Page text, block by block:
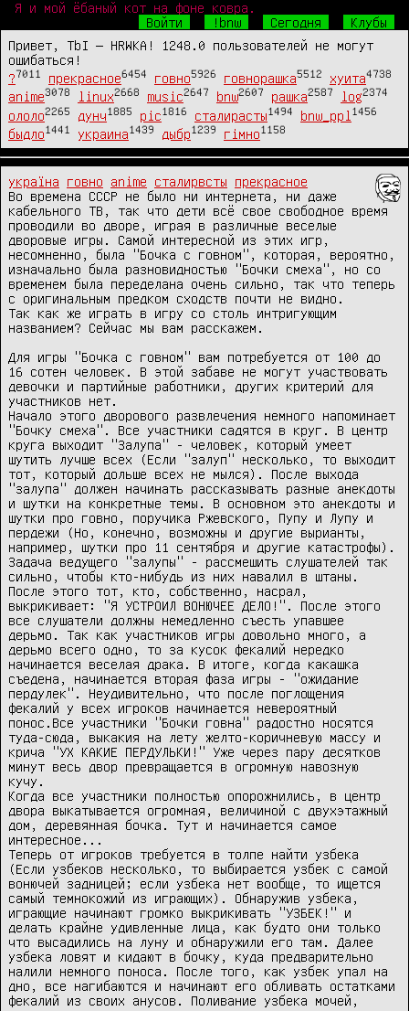
Я и мой ёбаный кот на фоне ковра.
Войти
!bnw Сегодня
Клубы
Привет, TbI — HRWKA! 1248.0 пользователей не могут
ошибаться!
?7011 прекрасное6454 говно5926 говнорашка5512 хуита4738
anime3078 linux2668 music2647 bnw2607 рашка2587 log2374
ололо2265 дунч1885 pic1816 сталирасты1494 bnw_ppl 1456
быдло1441 украина1439 дыбр1239 гімно1158
україна говно anime сталирвсты
прекрасное
Во времена СССР не было ни интернета, ни даже
кабельного ТВ, так что дети всё свое свободное время
проводили во дворе, играя в различные веселые
дворовые игры. Самой интересной из этих игр,
несомненно, была "Бочка с говном", которая, вероятно,
изначально была разновидностью "Бочки смеха", но со
временем была переделана очень сильно, так что теперь
с оригинальным предком сходств почти не видно.
Так как же играть в игру со столь интригующим
названием? Сейчас мы вам расскажем.
Для игры "Бочка с говном" вам потребуется от 100 до
16 сотен человек. В этой забаве не могут участвовать
девочки и партийные работники, других критерий для
участников нет.
Начало этого дворового развлечения немного напоминает
"Бочку смеха". Все участники садятся в круг. В центр
круга выходит "Залупа" - человек, который умеет
шутить лучше всех (Если "залуп" несколько, то выходит
тот, который дольше всех не мылся). После выхода
"залупа" должен начинать рассказывать разные анекдоты
и шутки на конкретные темы. В основном это анекдоты и
шутки про говно, поручика Ржевского, Пупу и Лупу и
пердежи (Но, конечно, возможны и другие вырианты,
например, шутки про 11 сентября и другие катастрофы).
Задача ведущего "залупы" - рассмешить слушателей так
сильно, чтобы кто-нибудь из них навалил в штаны.
После этого тот, кто, собственно, насрал,
выкрикивает: "Я УСТРОИЛ ВОНЮЧЕЕ ДЕЛО!". После этого
все слушатели должны немедленно съесть упавшее
дерьмо. Так как участников игры довольно много, а
дерьмо всего одно, то за кусок фекалий нередко
начинается веселая драка. В итоге, когда какашка
съедена, начинается вторая фаза игры - "ожидание
пердулек". Неудивительно, что после поглощения
фекалий у всех игроков начинается невероятный
понос.Все участники "Бочки говна" радостно носятся
туда-сюда, выкакия на лету желто-коричневую массу и
крича "УХ КАКИЕ ПЕРДУЛЬКИ!" Уже через пару десятков
минут весь двор превращается в огромную навозную
кучу.
Когда все участники полностью опорожнились, в центр
двора выкатывается огромная, величиной с двухэтажный
дом, деревянная бочка. Тут и начинается самое
интересное...
Теперь от игроков требуется в толпе найти узбека
(Если узбеков несколько, то выбирается узбек с самой
вонючей задницей; если узбека нет вообще, то ищется
самый темнокожий из играющих). Обнаружив узбека,
играющие начинают громко выкрикивать "УЗБЕК!" и
делать крайне удивленные лица, как будто они только
что высадились на луну и обнаружили его там. Далее
узбека ловят и кидают в бочку, куда предварительно
налили немного поноса. После того, как узбек упал на
дно, все нагибаются и начинают его обливать остатками
фекалий из своих анусов. Поливание узбека мочей,